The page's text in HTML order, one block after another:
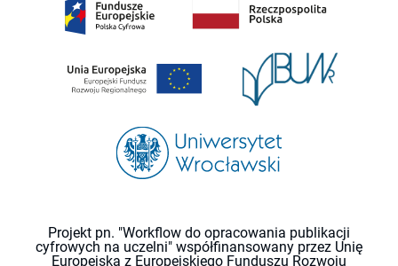
Projekt pn. "Workflow do opracowania publikacji
cyfrowych na uczelni" współfinansowany przez Unię
Europejską z Europejskiego Funduszu Rozwoju